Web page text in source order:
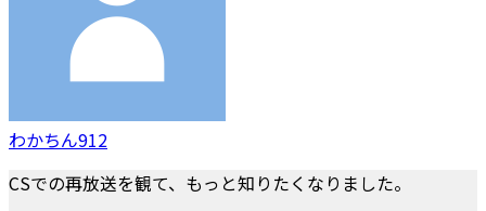
わかちん912
CSでの再放送を観て、もっと知りたくなりました。